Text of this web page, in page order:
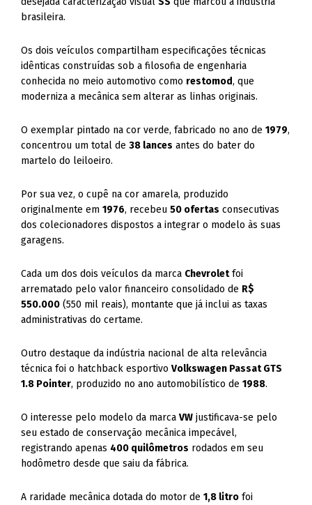
brasileira.
Os dois veículos compartilham especificações técnicas
idênticas construídas sob a filosofia de engenharia
conhecida no meio automotivo como restomod, que
moderniza a mecânica sem alterar as linhas originais.
O exemplar pintado na cor verde, fabricado no ano de1979,
concentrou um total de38 lances antes do bater do
martelo do leiloeiro.
Por sua vez, o cupê na cor amarela, produzido
originalmente em1976, recebeu50 ofertas consecutivas
dos colecionadores dispostos a integrar o modelo às suas
garagens.
Cada um dos dois veículos da marca Chevroletfoi
arrematado pelo valor financeiro consolidado de R$
550.000 (550 mil reais), montante que já inclui as taxas
administrativas do certame.
Outro destaque da indústria nacional de alta relevância
técnica foi o hatchback esportivoVolkswagen Passat GTS
1.8 Pointer, produzido no ano automobilístico de1988.
O interesse pelo modelo da marcaVW justificava-se pelo
seu estado de conservação mecânica impecável,
registrando apenas 400 quilômetros rodados em seu
hodômetro desde que saiu da fábrica.
A raridade mecânica dotada do motor de1,8 litro foi